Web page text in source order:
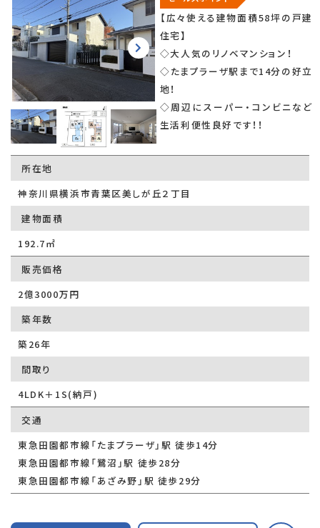
【広々使える建物面積58坪の戸建
住宅】
◇大人気のリノベマンション！
◇たまプラーザ駅まで14分の好立
地！
◇周辺にスーパー・コンビニなど
生活利便性良好です！！
所在地
神奈川県横浜市青葉区美しが丘２丁目
建物面積
192.7㎡
販売価格
2億3000万円
築年数
築26年
間取り
4LDK＋1S(納戸)
交通
東急田園都市線「たまプラーザ」駅 徒歩14分
東急田園都市線「鷺沼」駅 徒歩28分
東急田園都市線「あざみ野」駅 徒歩29分